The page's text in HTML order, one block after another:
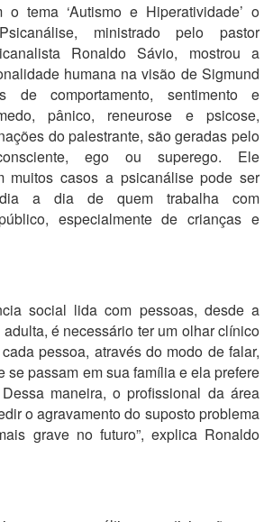
o tema ‘Autismo e Hiperatividade’ o
ministrado pelo pastor
Ronaldo Sávio, mostrou a
humana na visão de Sigmund
de comportamento, sentimento e
pânico, reneurose e psicose,
do palestrante, são geradas pelo
ego ou superego. Ele
muitos casos a psicanálise pode ser
a dia de quem trabalha com
especialmente de crianças e
social lida com pessoas, desde a
é necessário ter um olhar clínico
pessoa, através do modo de falar,
se passam em sua família e ela prefere
maneira, o profissional da área
o agravamento do suposto problema
grave no futuro”, explica Ronaldo